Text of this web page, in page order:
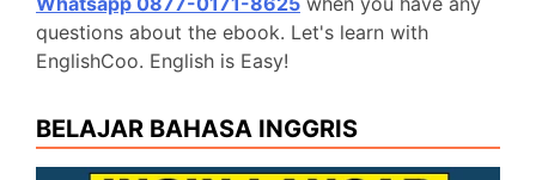
questions about the ebook. Let's learn with
EnglishCoo. English is Easy!
BELAJAR BAHASA INGGRIS